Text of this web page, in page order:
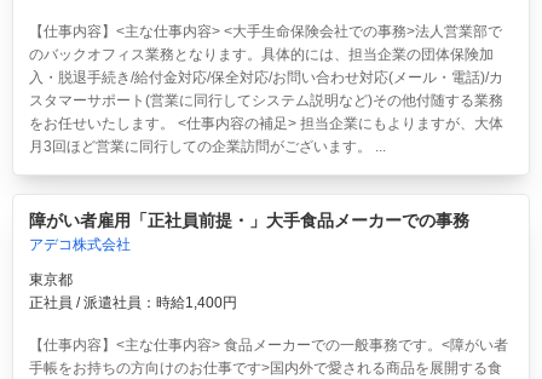
【仕事内容】<主な仕事内容> <大手生命保険会社での事務>法人営業部で
のバックオフィス業務となります。具体的には、担当企業の団体保険加
入・脱退手続き/給付金対応/保全対応/お問い合わせ対応(メール・電話)/カ
スタマーサポート(営業に同行してシステム説明など)その他付随する業務
をお任せいたします。 <仕事内容の補足> 担当企業にもよりますが、大体
月3回ほど営業に同行しての企業訪問がございます。 ...
障がい者雇用「正社員前提・」大手食品メーカーでの事務
アデコ株式会社
東京都
正社員 / 派遣社員：時給1,400円
【仕事内容】<主な仕事内容> 食品メーカーでの一般事務です。<障がい者
手帳をお持ちの方向けのお仕事です>国内外で愛される商品を展開する食